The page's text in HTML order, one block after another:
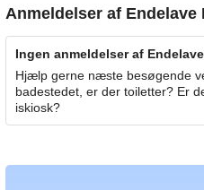
Anmeldelser af Endelave
Ingen anmeldelser af
Hjælp gerne næste besøgende
badestedet, er der toiletter? Er
iskiosk?